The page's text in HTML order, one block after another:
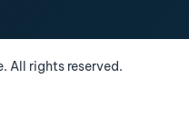
All rights reserved.